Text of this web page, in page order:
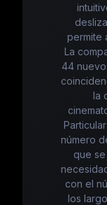
permite
La
44
la
número
que
con el
los